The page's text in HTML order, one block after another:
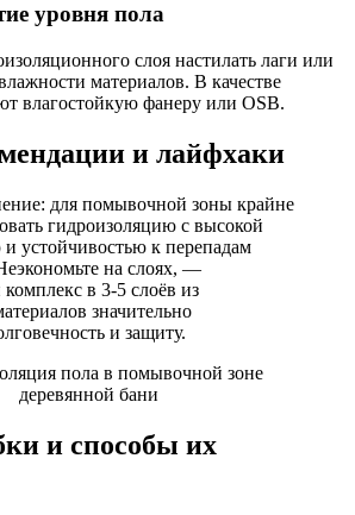
уровня пола
слоя настилать лаги или
материалов. В качестве
влагостойкую фанеру или OSB.
и лайфхаки
для помывочной зоны крайне
гидроизоляцию с высокой
и устойчивостью к перепадам
на слоях, —
в 3-5 слоёв из
значительно
и защиту.
и способы их